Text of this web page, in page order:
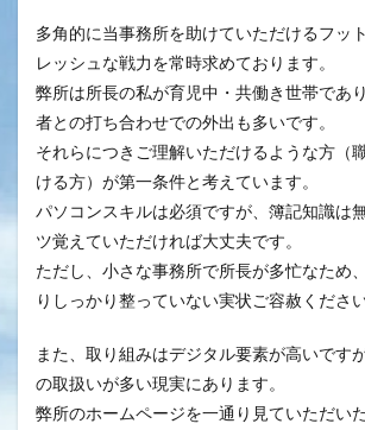
多角的に当事務所を助けていただけるフッ
レッシュな戦力を常時求めております。
弊所は所長の私が育児中・共働き世帯であ
者との打ち合わせでの外出も多いです。
それらにつきご理解いただけるような方（
ける方）が第一条件と考えています。
パソコンスキルは必須ですが、簿記知識は
ツ覚えていただければ大丈夫です。
ただし、小さな事務所で所長が多忙なため
りしっかり整っていない実状ご容赦ください
また、取り組みはデジタル要素が高いです
の取扱いが多い現実にあります。
弊所のホームページを一通り見ていただい